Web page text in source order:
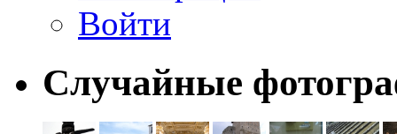
Войти
Случайные